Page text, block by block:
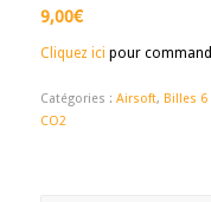
9,00€
Cliquez ici pour
Catégories : Airsoft, Billes
CO2